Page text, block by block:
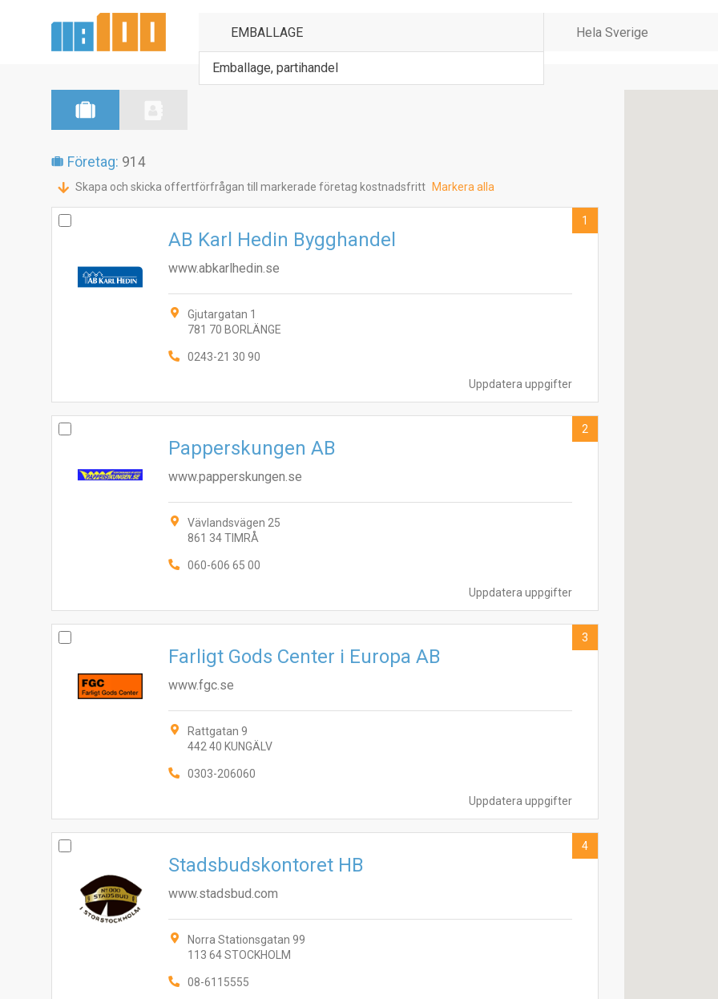
Emballage, partihandel
Företag: 914
Skapa och skicka offertförfrågan till markerade företag kostnadsfritt Markera alla
Uppdatera uppgifter
AB Karl Hedin Bygghandel
www.abkarlhedin.se
Gjutargatan 1
781 70 BORLÄNGE
0243-21 30 90
1
Uppdatera uppgifter
Papperskungen AB
www.papperskungen.se
Vävlandsvägen 25
861 34 TIMRÅ
060-606 65 00
2
Uppdatera uppgifter
Farligt Gods Center i Europa AB
www.fgc.se
Rattgatan 9
442 40 KUNGÄLV
0303-206060
3
Stadsbudskontoret HB
www.stadsbud.com
Norra Stationsgatan 99
113 64 STOCKHOLM
08-6115555
4